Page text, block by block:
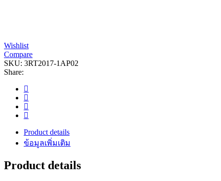
Wishlist
Compare
SKU: 3RT2017-1AP02
Share:
Product details
ข้อมูลเพิ่มเติม
Product details